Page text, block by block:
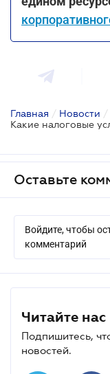
Главная / Новости /
Оставьте
Войдите, чтобы
комментарий
Читайте нас
Подпишитесь,
новостей.